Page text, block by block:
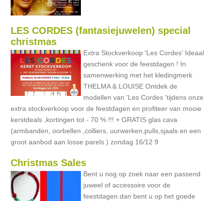
LES CORDES (fantasiejuwelen) special
christmas
Extra Stockverkoop 'Les Cordes' Ideaal
geschenk voor de feestdagen ! In
samenwerking met het kledingmerk
THELMA & LOUISE Ontdek de
modellen van 'Les Cordes 'tijdens onze
extra stockverkoop voor de feestdagen en profiteer van mooie
kerstdeals ,kortingen tot - 70 % !!! + GRATIS glas cava
(armbanden, oorbellen ,colliers, uurwerken,pulls,sjaals en een
groot aanbod aan losse parels ) zondag 16/12 9
Christmas Sales
Bent u nog op zoek naar een passend
juweel of accessoire voor de
feestdagen dan bent u op het goede